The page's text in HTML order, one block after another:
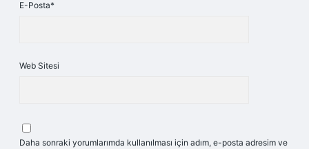
E-Posta*
Web Sitesi
Daha sonraki yorumlarımda kullanılması için adım, e-posta adresim ve